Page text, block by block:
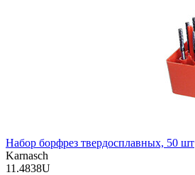
Набор борфрез твердосплавных, 50 шт
Karnasch
11.4838U